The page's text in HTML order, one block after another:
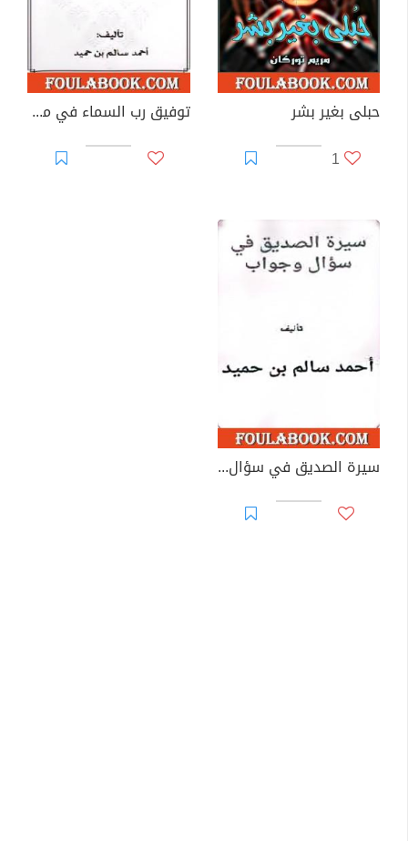
حبلى بغير بشر
1
توفيق رب السماء في مختصر تاريخ الخلفاء
سيرة الصديق في سؤال وجواب